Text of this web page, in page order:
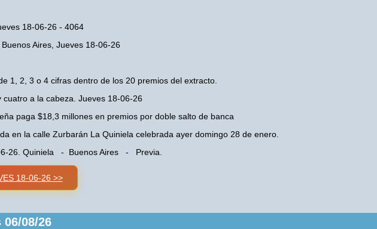
18-06-26 - 4064
Aires, Jueves 18-06-26
1, 2, 3 o 4 cifras dentro de los 20 premios del extracto.
a la cabeza. Jueves 18-06-26
paga $18,3 millones en premios por doble salto de banca
en la calle Zurbarán La Quiniela celebrada ayer domingo 28 de enero.
26. Quiniela - Buenos Aires - Previa.
18-06-26 >>
08/26